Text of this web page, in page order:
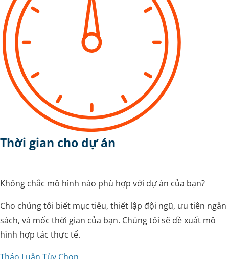
Thời gian cho dự án
Không chắc mô hình nào phù hợp với dự án của bạn?
Cho chúng tôi biết mục tiêu, thiết lập đội ngũ, ưu tiên ngân
sách, và mốc thời gian của bạn. Chúng tôi sẽ đề xuất mô
hình hợp tác thực tế.